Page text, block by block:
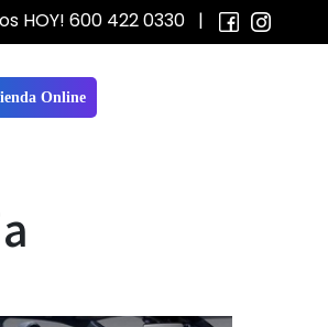
HOY! 600 422 0330 |
Online